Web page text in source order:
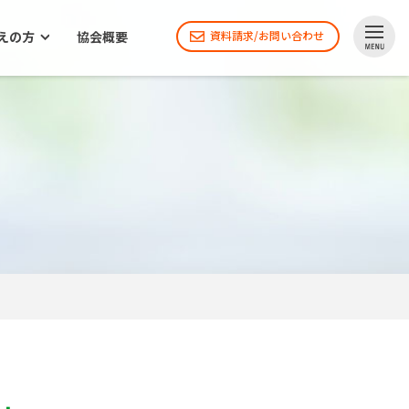
の方 協会概要 資料請求/お問い合わせ